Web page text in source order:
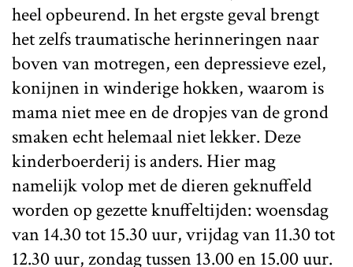
heel opbeurend. In het ergste geval brengt
het zelfs traumatische herinneringen naar
boven van motregen, een depressieve ezel,
konijnen in winderige hokken, waarom is
mama niet mee en de dropjes van de grond
smaken echt helemaal niet lekker. Deze
kinderboerderij is anders. Hier mag
namelijk volop met de dieren geknuffeld
worden op gezette knuffeltijden: woensdag
van 14.30 tot 15.30 uur, vrijdag van 11.30 tot
12.30 uur, zondag tussen 13.00 en 15.00 uur.